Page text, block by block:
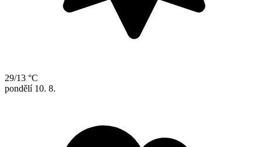
29/13 °C
pondělí 10. 8.